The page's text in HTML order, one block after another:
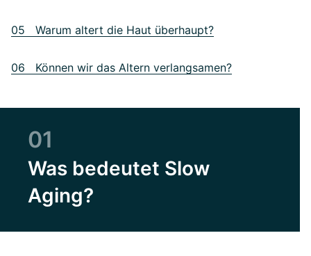
05 Warum altert die Haut überhaupt?
06 Können wir das Altern verlangsamen?
01
Was bedeutet Slow
Aging?